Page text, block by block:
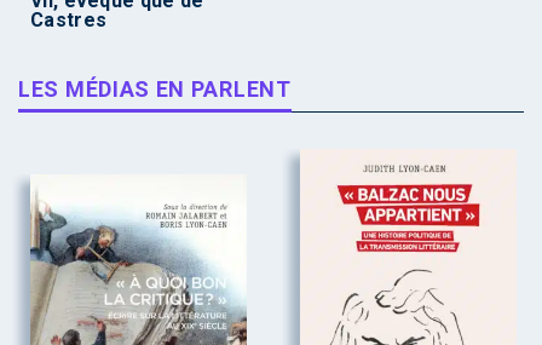
Castres
LES MÉDIAS EN PARLENT